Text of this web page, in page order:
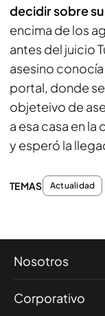
decidir sobre
encima de los
antes del juicio
asesino conocía
portal, donde
objeteivo de
a esa casa en
y esperó la
TEMAS Actualidad
Nosotros
Corporativo